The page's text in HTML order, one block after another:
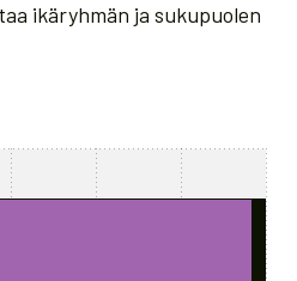
ikäryhmän ja sukupuolen
categories.
values. Data ranges from 3.3 to